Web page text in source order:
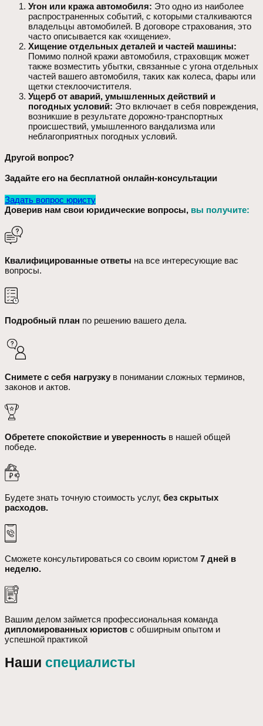
Угон или кража автомобиля: Это одно из наиболее
распространенных событий, с которыми сталкиваются
владельцы автомобилей. В договоре страхования, это
часто описывается как «хищение».
Хищение отдельных деталей и частей машины:
Помимо полной кражи автомобиля, страховщик может
также возместить убытки, связанные с угона отдельных
частей вашего автомобиля, таких как колеса, фары или
щетки стеклоочистителя.
Ущерб от аварий, умышленных действий и
погодных условий: Это включает в себя повреждения,
возникшие в результате дорожно-транспортных
происшествий, умышленного вандализма или
неблагоприятных погодных условий.
Другой вопрос?
Задайте его набесплатной онлайн-консультации
Задать вопрос юристу
Доверив нам свои юридические вопросы, вы получите:
Квалифицированные ответы на все интересующие вас
вопросы.
Подробный план по решению вашего дела.
Снимете с себя нагрузку в понимании сложных терминов,
законов и актов.
Обретете спокойствие и уверенность в нашей общей
победе.
Будете знать точную стоимость услуг, без скрытых
расходов.
Сможете консультироваться со своим юристом 7 дней в
неделю.
Вашим делом займется профессиональная команда
дипломированных юристов с обширным опытом и
успешной практикой
Наши специалисты